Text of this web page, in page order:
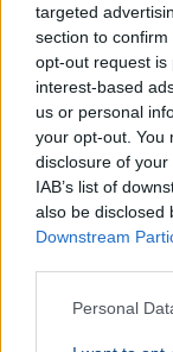
targeted
section to
opt-out request is
interest-based
us or personal
your opt-out. You
disclosure of
IAB’s list of
also be disclosed
Downstream
Personal
Egyesült Államok
Scott Bessent
ma
között a